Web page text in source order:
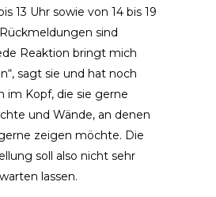
13 Uhr sowie von 14 bis 19
sind
Reaktion bringt mich
sagt sie und hat noch
im Kopf, die sie gerne
und Wände, an denen
zeigen möchte. Die
soll also nicht sehr
lassen.